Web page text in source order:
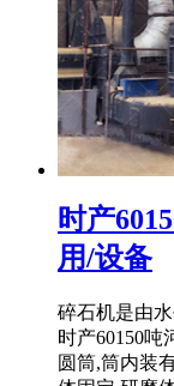
时产
用/设备
碎石机是由
时产60150吨
圆筒,筒内装